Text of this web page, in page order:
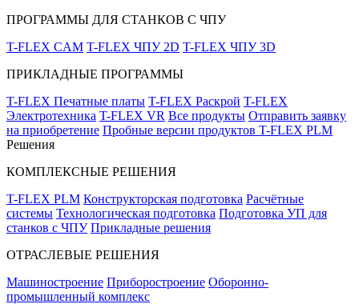
ПРОГРАММЫ ДЛЯ СТАНКОВ С ЧПУ
T-FLEX CAM T-FLEX ЧПУ 2D T-FLEX ЧПУ 3D
ПРИКЛАДНЫЕ ПРОГРАММЫ
T-FLEX Печатные платы T-FLEX Раскрой T-FLEX
Электротехника T-FLEX VR Все продукты Отправить заявку
на приобретение Пробные версии продуктов T-FLEX PLM
Решения
КОМПЛЕКСНЫЕ РЕШЕНИЯ
T-FLEX PLM Конструкторская подготовка Расчётные
системы Технологическая подготовка Подготовка УП для
станков с ЧПУ Прикладные решения
ОТРАСЛЕВЫЕ РЕШЕНИЯ
Машиностроение Приборостроение Оборонно-
промышленный комплекс